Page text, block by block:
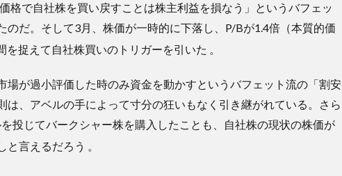
格で自社株を買い戻すことは株主利益を損なう」というバフェッ
のだ。そして3月、株価が一時的に下落し、P/Bが1.4倍（本質的価
捉えて自社株買いのトリガーを引いた 。
場が過小評価した時のみ資金を動かすというバフェット流の「割安
は、アベルの手によって寸分の狂いもなく引き継がれている。さら
投じてバークシャー株を購入したことも、自社株の現状の株価が
と言えるだろう 。